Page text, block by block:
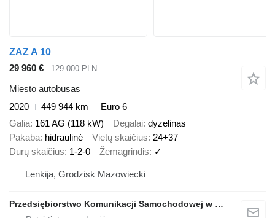
ZAZ A 10
29 960 €
129 000 PLN
Miesto autobusas
2020
449 944 km
Euro 6
Galia 161 AG (118 kW) Degalai dyzelinas
Pakaba hidraulinė Vietų skaičius 24+37
Durų skaičius 1-2-0 Žemagrindis ✓
Lenkija, Grodzisk Mazowiecki
Przedsiębiorstwo Komunikacji Samochodowej w Grodzisku Mazowieckim Sp. z o.o.